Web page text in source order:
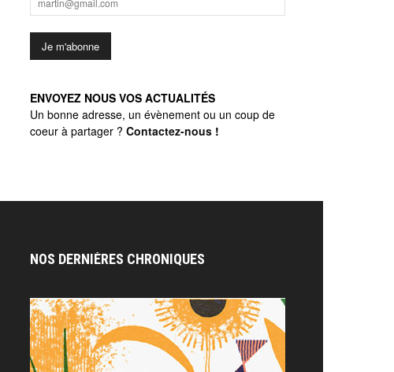
ENVOYEZ NOUS VOS ACTUALITÉS
Un bonne adresse, un évènement ou un coup de
coeur à partager ? Contactez-nous !
NOS DERNIÈRES CHRONIQUES